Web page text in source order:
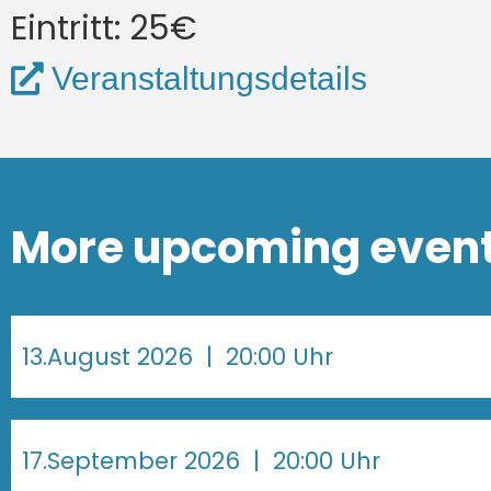
Eintritt: 25€
Veranstaltungsdetails
More upcoming
13.August 2026 | 20:00 Uhr
17.September 2026 | 20:00 Uhr